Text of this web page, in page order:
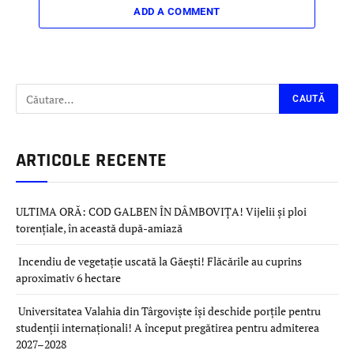
ADD A COMMENT
ARTICOLE RECENTE
ULTIMA ORĂ: COD GALBEN ÎN DÂMBOVIȚA! Vijelii și ploi
torențiale, în această după-amiază
Incendiu de vegetație uscată la Găești! Flăcările au cuprins
aproximativ 6 hectare
Universitatea Valahia din Târgoviște își deschide porțile pentru
studenții internaționali! A început pregătirea pentru admiterea
2027–2028